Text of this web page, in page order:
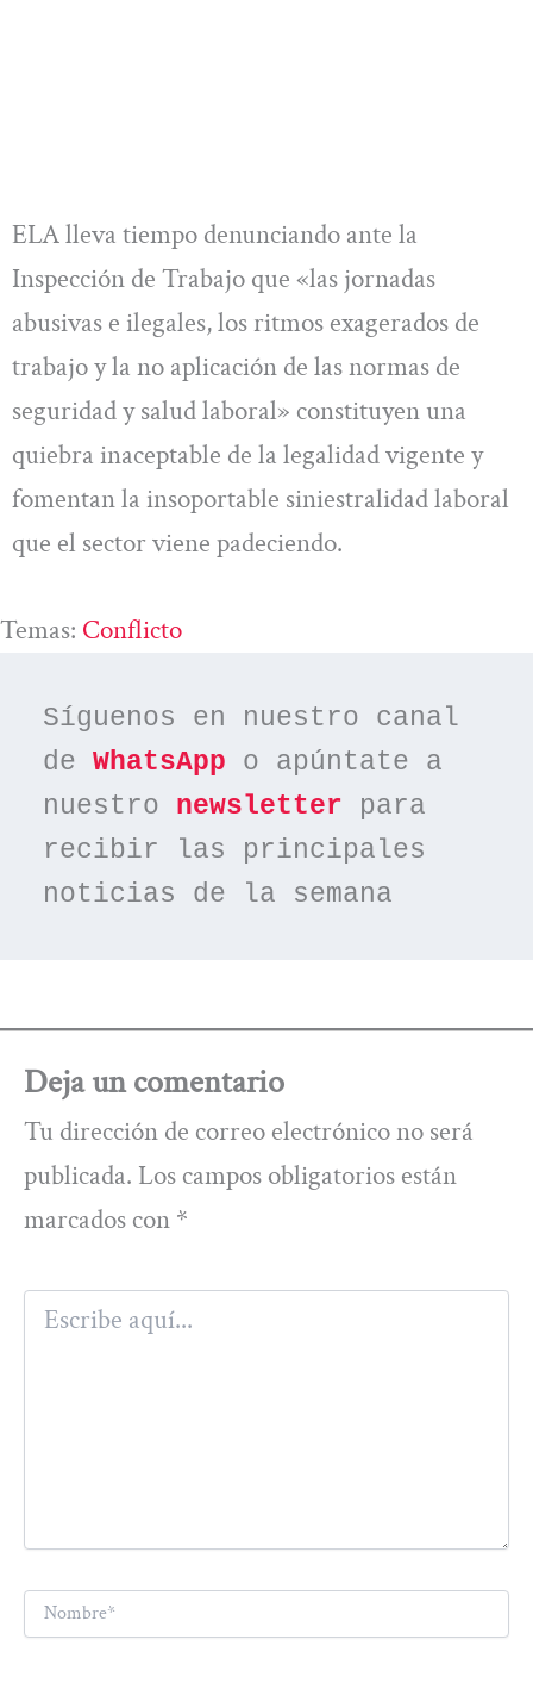
ELA lleva tiempo denunciando ante la
Inspección de Trabajo que «las jornadas
abusivas e ilegales, los ritmos exagerados de
trabajo y la no aplicación de las normas de
seguridad y salud laboral» constituyen una
quiebra inaceptable de la legalidad vigente y
fomentan la insoportable siniestralidad laboral
que el sector viene padeciendo.
Temas: Conflicto
Síguenos en nuestro canal
de WhatsApp o apúntate a
nuestro newsletter para
recibir las principales
noticias de la semana
Deja un comentario
Tu dirección de correo electrónico no será
publicada. Los campos obligatorios están
marcados con *
Escribe
aquí...
Nombre*